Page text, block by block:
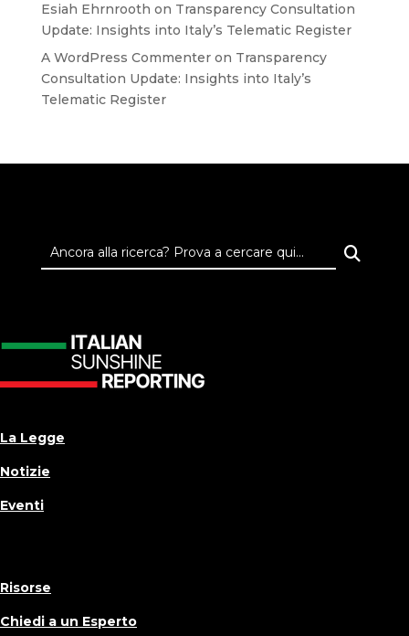
Esiah Ehrnrooth on Transparency Consultation
Update: Insights into Italy’s Telematic Register
A WordPress Commenteron Transparency
Consultation Update: Insights into Italy’s
Telematic Register
La Legge
Notizie
Eventi
Risorse
Chiedi a un Esperto